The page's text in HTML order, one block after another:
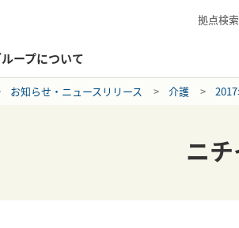
ープについて
拠点検索
お知らせ・ニュースリリース 介護
ニ